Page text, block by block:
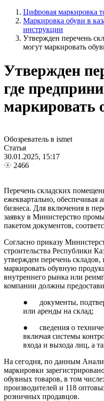
Цифровая маркировка
Маркировка обуви в
инструкции
Утвержден перечень
могут маркировать
Утвержден
где
маркировать
Обозреватель в ismet
Статья
30.01.2025, 15:17
2466
Перечень складских
ежеквартально, обеспечивая
бизнеса. Для включения в
заявку в Министерство
пакетом документов,
Согласно приказу
строительства Республики
утвержден перечень
маркировать обувную
внутреннего рынка или
компании должны
● документы,
или аренды на склад;
● сведения о
включая системы
входа и выхода лиц, а
На сегодня, по данным
маркировки
обувных товаров, в том
производителей и 118
розничных продавцов.